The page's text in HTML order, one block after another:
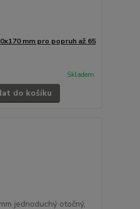
mm pro popruh až 65
Skladem
do košíku